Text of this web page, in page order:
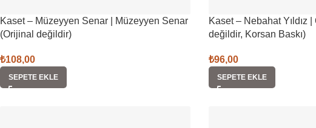
Kaset – Müzeyyen Senar | Müzeyyen Senar
(Orijinal değildir)
₺108,00
SEPETE EKLE
Kaset – Nebahat Yıldız
değildir, Korsan Baskı)
₺96,00
SEPETE EKLE